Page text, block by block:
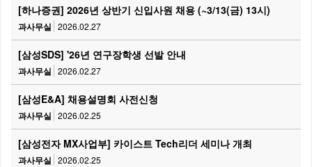
[하나증권] 2026년 상반기 신입사원 채용 (~3/13(금) 13시)
과사무실 2026.02.27
[삼성SDS] '26년 연구장학생 선발 안내
과사무실 2026.02.27
[삼성E&A] 채용설명회 사전신청
과사무실 2026.02.25
[삼성전자 MX사업부] 카이스트 Tech리더 세미나 개최
과사무실 2026.02.25